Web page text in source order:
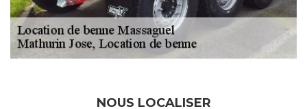
NOUS LOCALISER